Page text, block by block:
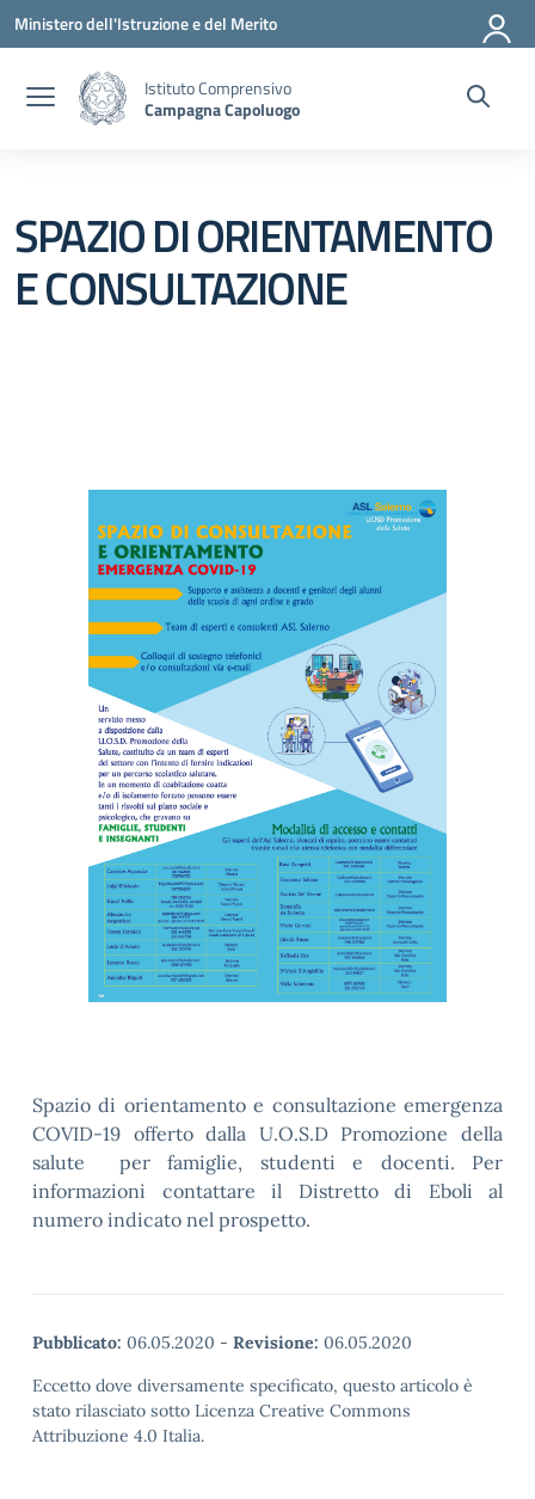
Vai ai contenuti
Vai al menu di navigazione
Vai al footer
Ministero dell'Istruzione e del Merito
Istituto Comprensivo
Campagna Capoluogo
SPAZIO DI ORIENTAMENTO
E CONSULTAZIONE
Spazio di orientamento e consultazione emergenza
COVID-19 offerto dalla U.O.S.D Promozione della
salute per famiglie, studenti e docenti. Per
informazioni contattare il Distretto di Eboli al
numero indicato nel prospetto.
Pubblicato: 06.05.2020 - Revisione: 06.05.2020
Eccetto dove diversamente specificato, questo articolo è
stato rilasciato sotto Licenza Creative Commons
Attribuzione 4.0 Italia.